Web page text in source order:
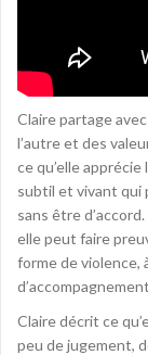
Claire partage
l’autre et des
ce qu’elle
subtil et vivant qui
sans être
elle peut faire
forme de violence,
Claire décrit ce
peu de jugement,